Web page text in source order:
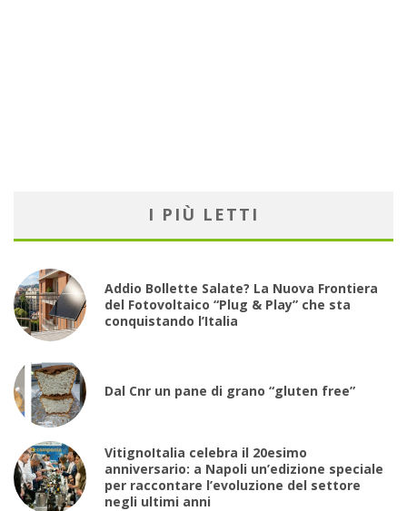
I PIÙ LETTI
Addio Bollette Salate? La Nuova Frontiera
del Fotovoltaico “Plug & Play” che sta
conquistando l’Italia
Dal Cnr un pane di grano “gluten free”
VitignoItalia celebra il 20esimo
anniversario: a Napoli un’edizione speciale
per raccontare l’evoluzione del settore
negli ultimi anni